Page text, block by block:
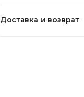
Уход:
Доставка и возврат